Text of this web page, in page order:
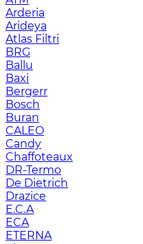
Arderia
Arideya
Atlas Filtri
BRG
Ballu
Baxi
Bergerr
Bosch
Buran
CALEO
Candy
Chaffoteaux
DR-Termo
De Dietrich
Drazice
E.C.A
ECA
ETERNA